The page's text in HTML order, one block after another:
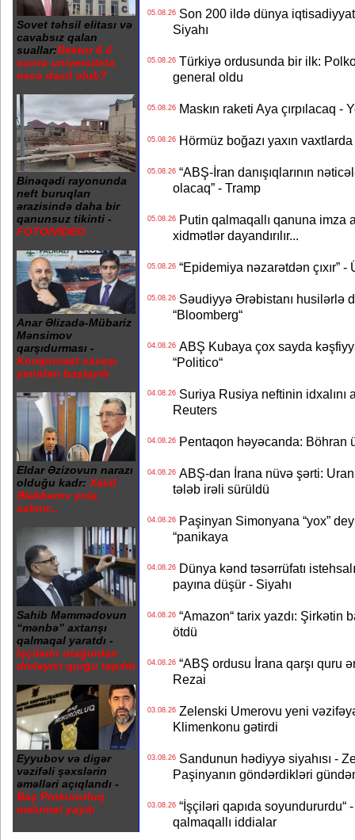
Sovet təhsil elitası və
cavabsız qalan
suallar:Rektor 6 il
sonra universitetə
necə daxil olub?
Binəqədi rayonunda
neft buruqları
ərazisində daha bir
qanunsuz tikinti -
FOTO/VİDEO
Anar Əlizadə-Mübariz
Mənsimov
qarşıdurması -
Kompromat savaşı
yenidən başlayıb
Eldar Əzizovun narazı
olduğu kadr: Xalid
Ələkbərov yola
salınır...
Sahib Məmmədovun
“mənbə” axtarışı
qalmaqal yaratdı -
İşçilərin otağından
dinləyici qurğu tapılıb
Eyyubov və digər
vəzifəli şəxslərin
əməlləri açıqlandı -
Baş Prokurorluq
məlumat yaydı
05.08.26Son 200 ildə dünya
Siyahı
05.08.26Türkiyə ordusunda bir ilk:
general oldu
05.08.26Maskın raketi Aya çırpılacaq -
05.08.26Hörmüz boğazı yaxın
05.08.26“ABŞ-İran danışıqlarının
olacaq” - Tramp
05.08.26Putin qalmaqallı qanuna imza
xidmətlər dayandırılır...
05.08.26“Epidemiya nəzarətdən çıxır” -
05.08.26Səudiyyə Ərəbistanı husilərlə
“Bloomberg“
04.08.26ABŞ Kubaya çox sayda
“Politico“
04.08.26Suriya Rusiya neftinin idxalını
Reuters
04.08.26Pentaqon həyəcanda: Böhran
04.08.26ABŞ-dan İrana nüvə şərti: Uran
tələb irəli sürüldü
04.08.26Paşinyan Simonyana “yox”
“panikaya
04.08.26Dünya kənd təsərrüfatı
payına düşür - Siyahı
04.08.26“Amazon“ tarix yazdı: Şirkətin
ötdü
04.08.26“ABŞ ordusu İrana qarşı quru
Rezai
03.08.26Zelenski Umerovu yeni
Klimenkonu gətirdi
03.08.26Sandunun hədiyyə siyahısı -
Paşinyanın göndərdikləri
03.08.26“İşçiləri qapıda soyundururdu“
qalmaqallı iddialar